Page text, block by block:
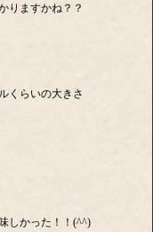
りますかね？？
くらいの大きさ
しかった！！(^^)